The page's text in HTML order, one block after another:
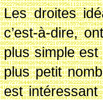
Les droites
c’est-à-dire,
plus simple est
plus petit
est